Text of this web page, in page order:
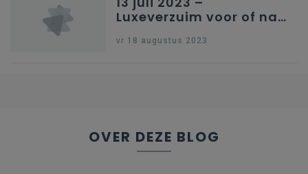
Luxeverzuim voor of na
vr 18 augustus 2023
OVER DEZE BLOG